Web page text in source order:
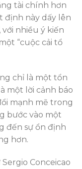
tài chính hơn
định này dấy lên
nhiều ý kiến
“cuộc cải tổ
chỉ là một tổn
một lời cảnh báo
mạnh mẽ trong
bước vào một
đến sự ổn định
hơn.
Conceicao